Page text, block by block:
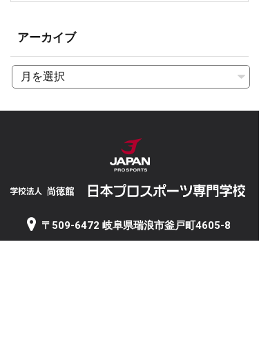
アーカイブ
〒509-6472 岐阜県瑞浪市釜戸町4605-8